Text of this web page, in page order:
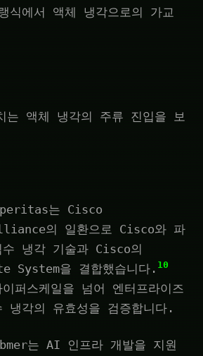
식에서 액체 냉각으로의 가교
는 액체 냉각의 주류 진입을 보
는 Cisco
의 일환으로 Cisco와 파
수 냉각 기술과 Cisco의
System을 결합했습니다. 10
퍼스케일을 넘어 엔터프라이즈
냉각의 유효성을 검증합니다.
는 AI 인프라 개발을 지원